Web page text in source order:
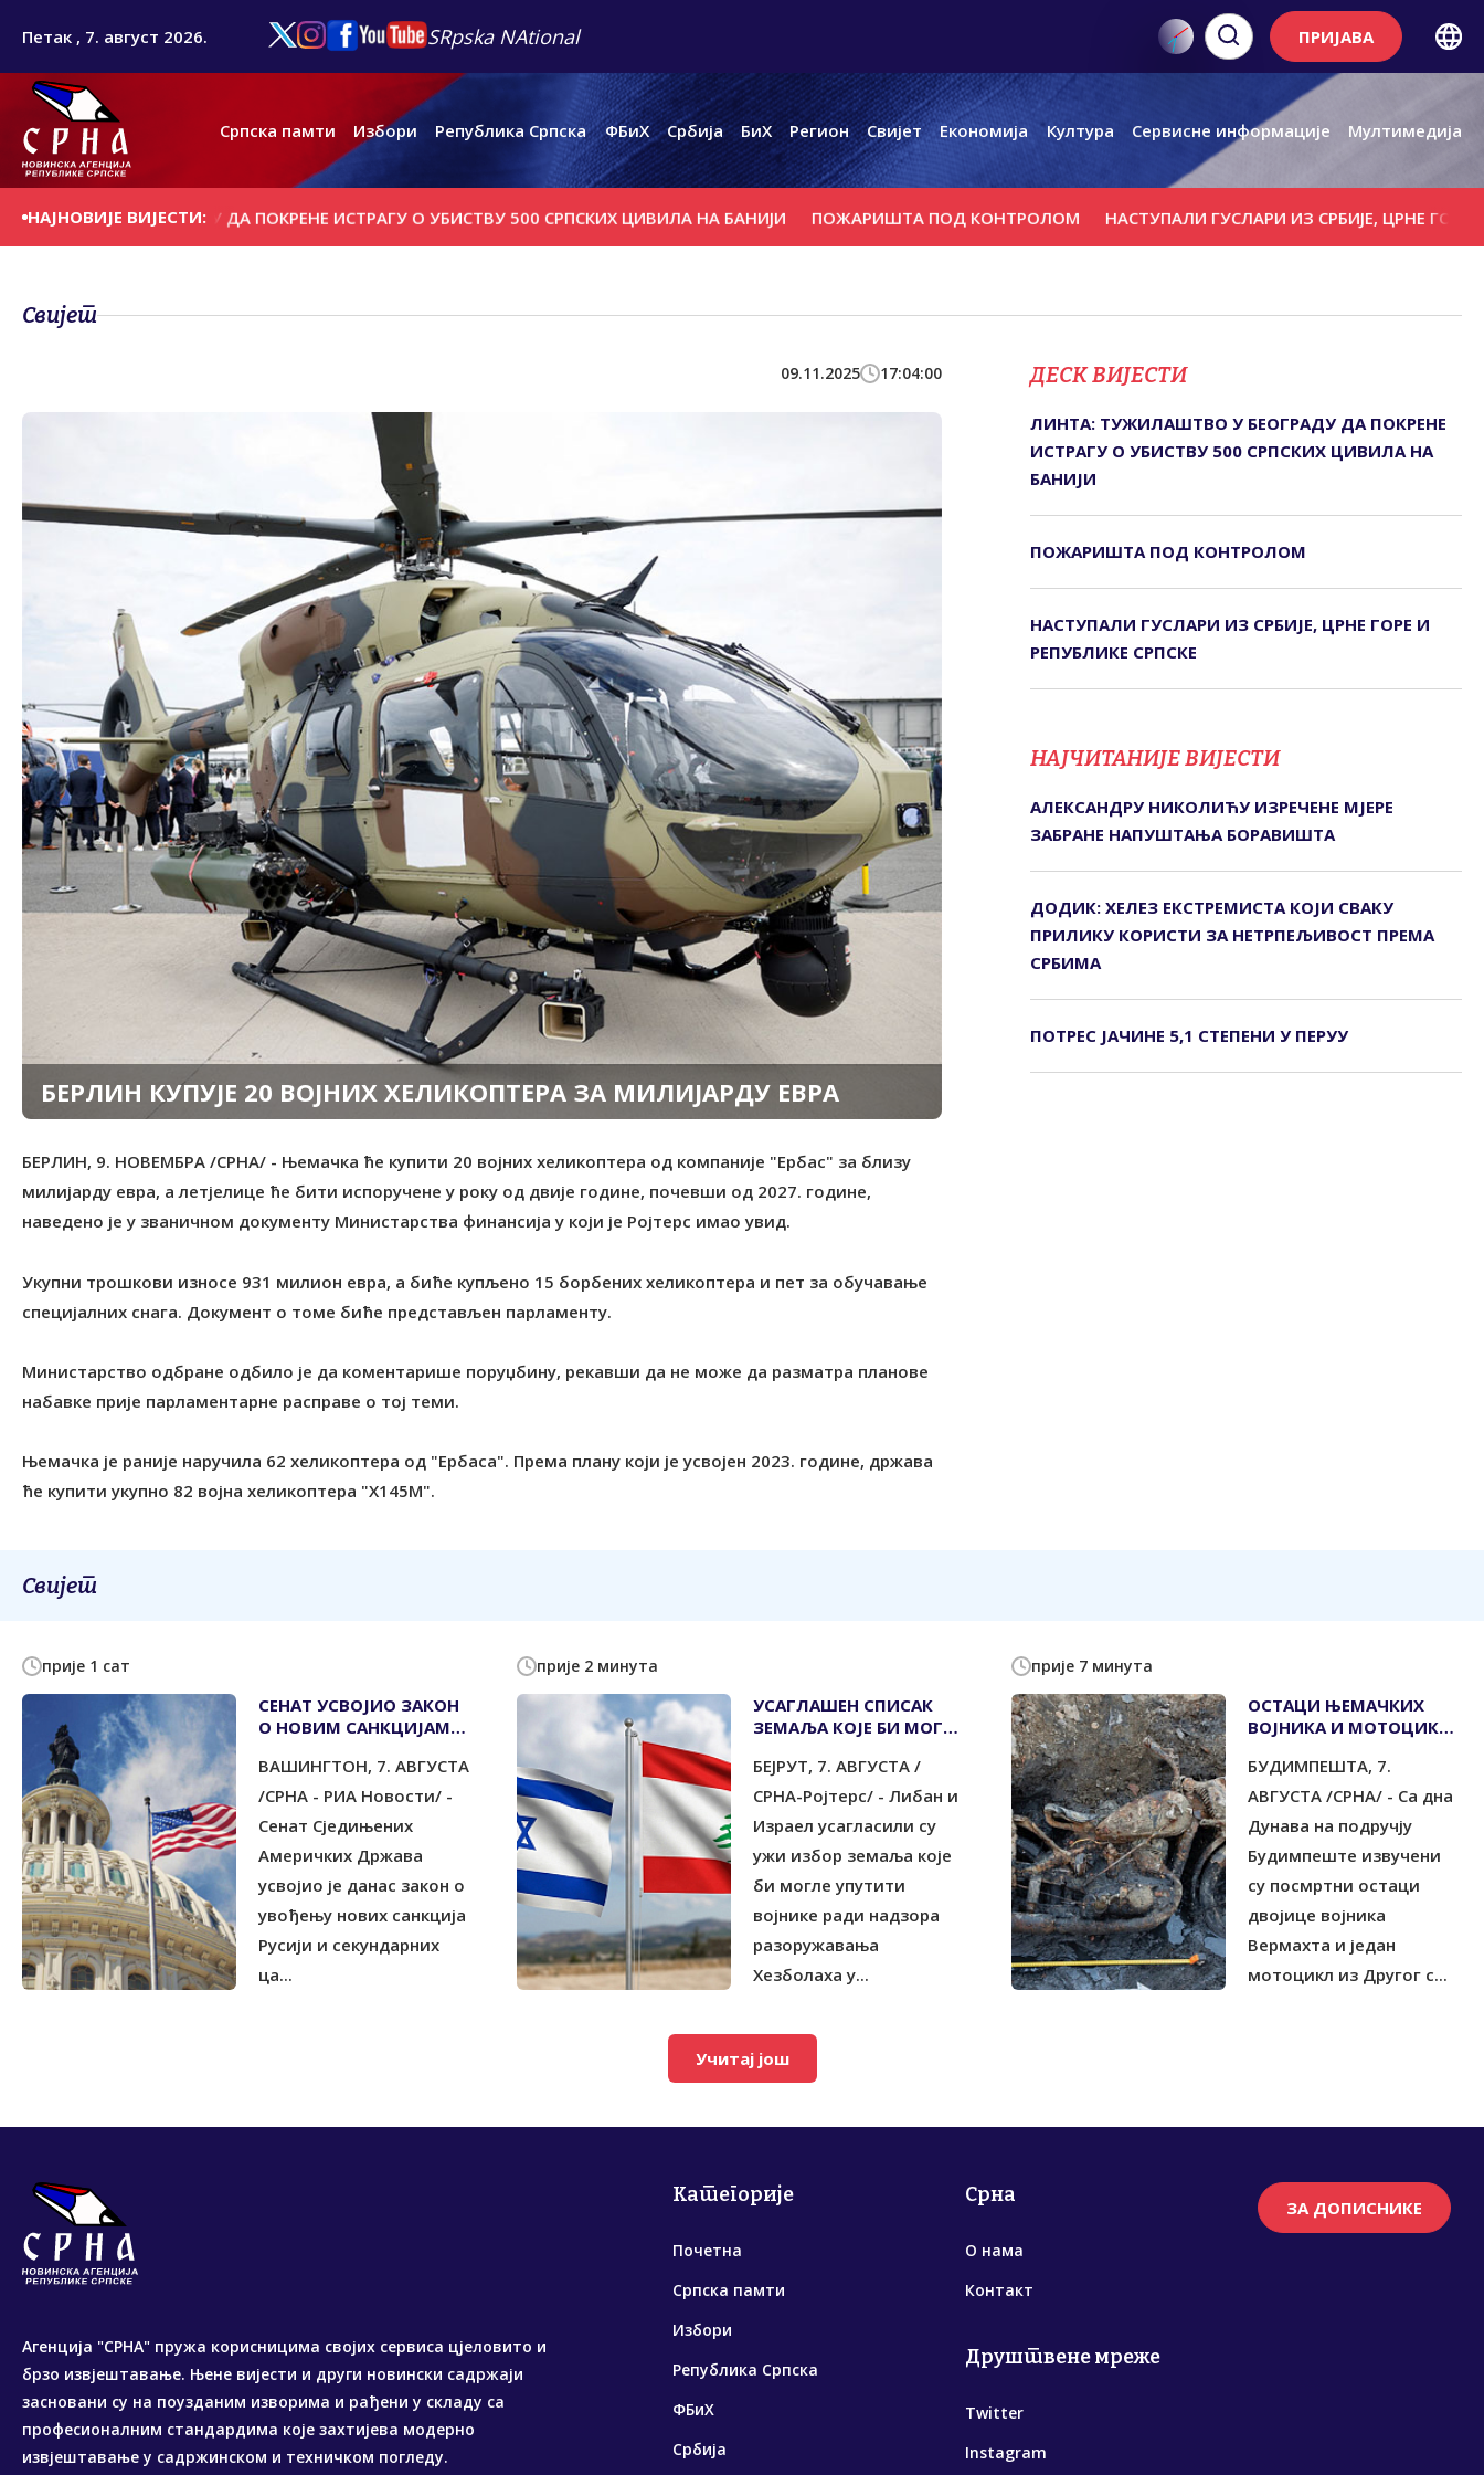
Петак , 7. август 2026. SRpska NAtional ПРИЈАВА
Српска памти Избори Република Српска ФБиХ Србија БиХ Регион Свијет Економија Култура Сервисне информације Мултимедија
НАЈНОВИЈЕ ВИЈЕСТИ:
У БЕОГРАДУ ДА ПОКРЕНЕ ИСТРАГУ О УБИСТВУ 500 СРПСКИХ ЦИВИЛА НА БАНИЈИ ПОЖАРИШТА ПОД КОНTРОЛОМ НАСТУПАЛИ ГУСЛАРИ ИЗ СРБИЈЕ, ЦРНЕ ГОРЕ И
Свијет
09.11.2025 17:04:00
БЕРЛИН КУПУЈЕ 20 ВОЈНИХ ХЕЛИКОПТЕРА ЗА МИЛИЈАРДУ ЕВРА
БЕРЛИН, 9. НОВЕМБРА /СРНА/ - Њемачка ће купити 20 војних хеликоптера од компаније "Ербас" за близу
милијарду евра, а летјелице ће бити испоручене у року од двије године, почевши од 2027. године,
наведено је у званичном документу Министарства финансија у који је Ројтерс имао увид.
Укупни трошкови износе 931 милион евра, а биће купљено 15 борбених хеликоптера и пет за обучавање
специјалних снага. Документ о томе биће представљен парламенту.
Министарство одбране одбило је да коментарише поруџбину, рекавши да не може да разматра планове
набавке прије парламентарне расправе о тој теми.
Њемачка је раније наручила 62 хеликоптера од "Ербаса". Према плану који је усвојен 2023. године, држава
ће купити укупно 82 војна хеликоптера "Х145М".
ДЕСК ВИЈЕСТИ
ЛИНТА: ТУЖИЛАШТВО У БЕОГРАДУ ДА ПОКРЕНЕ
ИСТРАГУ О УБИСТВУ 500 СРПСКИХ ЦИВИЛА НА
БАНИЈИ
ПОЖАРИШТА ПОД КОНTРОЛОМ
НАСТУПАЛИ ГУСЛАРИ ИЗ СРБИЈЕ, ЦРНЕ ГОРЕ И
РЕПУБЛИКЕ СРПСКЕ
НАЈЧИТАНИЈЕ ВИЈЕСТИ
АЛЕКСАНДРУ НИКОЛИЋУ ИЗРЕЧЕНЕ МЈЕРЕ
ЗАБРАНЕ НАПУШТАЊА БОРАВИШТА
ДОДИК: ХЕЛЕЗ ЕКСТРЕМИСТА КОЈИ СВАКУ
ПРИЛИКУ КОРИСТИ ЗА НЕТРПЕЉИВОСТ ПРЕМА
СРБИМА
ПОТРЕС ЈАЧИНЕ 5,1 СТЕПЕНИ У ПЕРУУ
Свијет
прије 1 сат
СЕНАТ УСВОЈИО ЗАКОН
О НОВИМ САНКЦИЈАМА
ВАШИНГТОН, 7. АВГУСТА
/СРНА - РИА Новости/ -
Сенат Сједињених
Америчких Држава
усвојио је данас закон о
увођењу нових санкција
Русији и секундарних
ца...
прије 2 минута
УСАГЛАШЕН СПИСАК
ЗЕМАЉА КОЈЕ БИ МОГЛЕ
РАЗОРУЖАВАЊЕ
ХЕЗБОЛАХА
БЕЈРУТ, 7. АВГУСТА /
СРНА-Ројтерс/ - Либан и
Израел усагласили су
ужи избор земаља које
би могле упутити
војнике ради надзора
разоружавања
Хезболаха у...
прије 7 минута
ОСТАЦИ ЊЕМАЧКИХ
ВОЈНИКА И МОТОЦИКЛ
РАТА ИЗВУЧЕНИ ИЗ
ДУНАВА
БУДИМПЕШТА, 7.
АВГУСТА /СРНА/ - Са дна
Дунава на подручју
Будимпеште извучени
су посмртни остаци
двојице војника
Вермахта и један
мотоцикл из Другог с...
Учитај још
Агенција "СРНА" пружа корисницима својих сервиса цјеловито и
брзо извјештавање. Њене вијести и други новински садржаји
засновани су на поузданим изворима и рађени у складу са
професионалним стандардима које захтијева модерно
извјештавање у садржинском и техничком погледу.
Категорије
Почетна
Српска памти
Избори
Република Српска
ФБиХ
Србија
Срна
О нама
Контакт
Друштвене мреже
Twitter
Instagram
ЗА ДОПИСНИКЕ